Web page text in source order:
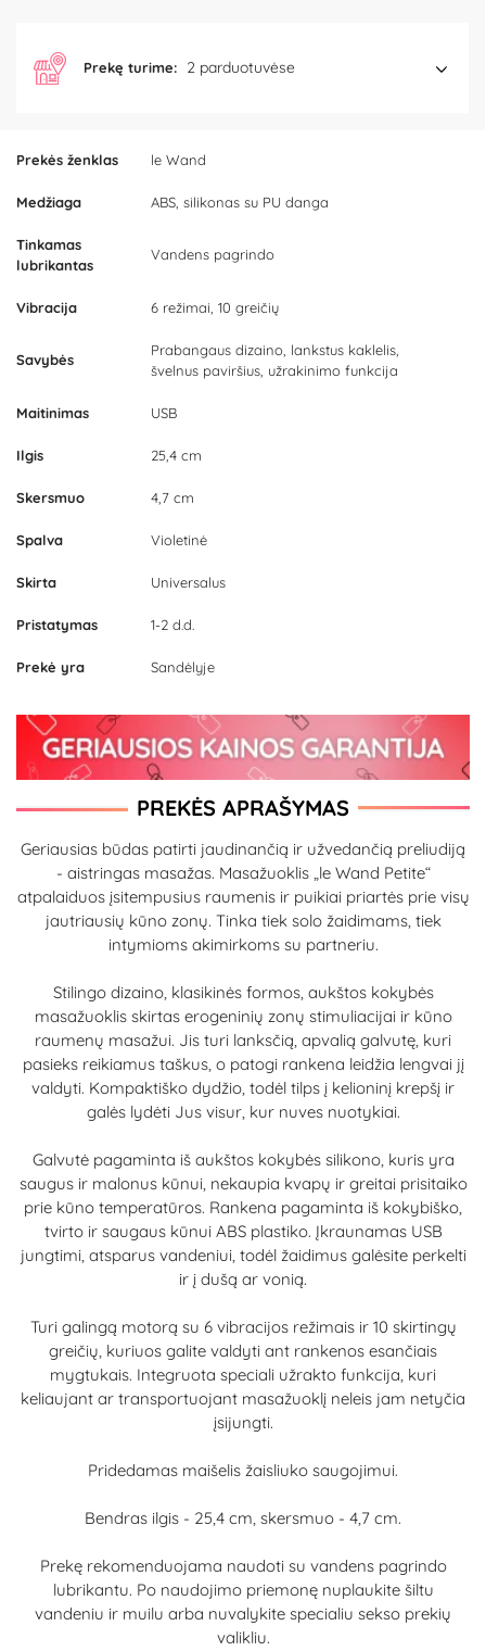
Prekės ženklas le Wand
Medžiaga ABS, silikonas su PU danga
Tinkamas
lubrikantas
Vandens pagrindo
Vibracija 6 režimai, 10 greičių
Savybės
Prabangaus dizaino, lankstus kaklelis,
švelnus paviršius, užrakinimo funkcija
Maitinimas USB
Ilgis 25,4 cm
Skersmuo 4,7 cm
Spalva Violetinė
Skirta Universalus
Pristatymas 1-2 d.d.
Prekė yra Sandėlyje
Prekę turime: 2 parduotuvėse
PREKĖS APRAŠYMAS
Geriausias būdas patirti jaudinančią ir užvedančią preliudiją
- aistringas masažas. Masažuoklis „le Wand Petite“
atpalaiduos įsitempusius raumenis ir puikiai priartės prie visų
jautriausių kūno zonų. Tinka tiek solo žaidimams, tiek
intymioms akimirkoms su partneriu.
Stilingo dizaino, klasikinės formos, aukštos kokybės
masažuoklis skirtas erogeninių zonų stimuliacijai ir kūno
raumenų masažui. Jis turi lanksčią, apvalią galvutę, kuri
pasieks reikiamus taškus, o patogi rankena leidžia lengvai jį
valdyti. Kompaktiško dydžio, todėl tilps į kelioninį krepšį ir
galės lydėti Jus visur, kur nuves nuotykiai.
Galvutė pagaminta iš aukštos kokybės silikono, kuris yra
saugus ir malonus kūnui, nekaupia kvapų ir greitai prisitaiko
prie kūno temperatūros. Rankena pagaminta iš kokybiško,
tvirto ir saugaus kūnui ABS plastiko. Įkraunamas USB
jungtimi, atsparus vandeniui, todėl žaidimus galėsite perkelti
ir į dušą ar vonią.
Turi galingą motorą su 6 vibracijos režimais ir 10 skirtingų
greičių, kuriuos galite valdyti ant rankenos esančiais
mygtukais. Integruota speciali užrakto funkcija, kuri
keliaujant ar transportuojant masažuoklį neleis jam netyčia
įsijungti.
Pridedamas maišelis žaisliuko saugojimui.
Bendras ilgis - 25,4 cm, skersmuo - 4,7 cm.
Prekę rekomenduojama naudoti su vandens pagrindo
lubrikantu. Po naudojimo priemonę nuplaukite šiltu
vandeniu ir muilu arba nuvalykite specialiu sekso prekių
valikliu.